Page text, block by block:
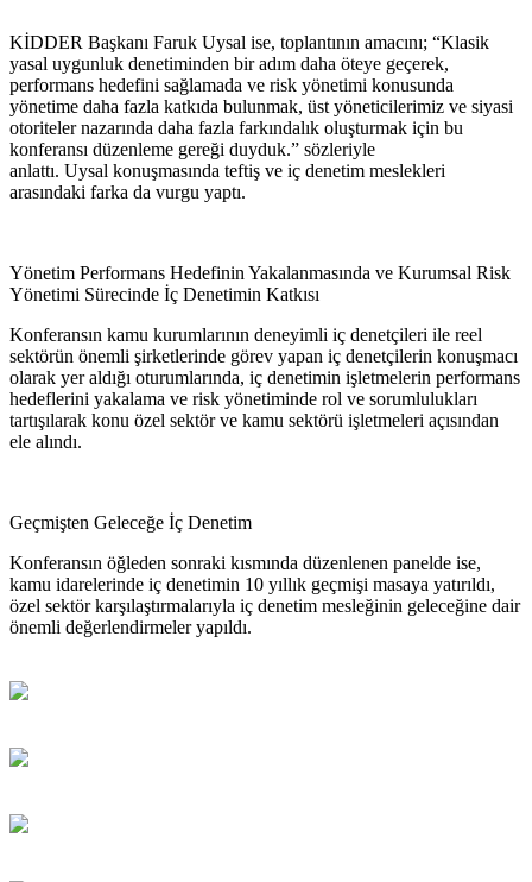
KİDDER Başkanı Faruk Uysal ise, toplantının amacını; “Klasik
yasal uygunluk denetiminden bir adım daha öteye geçerek,
performans hedefini sağlamada ve risk yönetimi konusunda
yönetime daha fazla katkıda bulunmak, üst yöneticilerimiz ve siyasi
otoriteler nazarında daha fazla farkındalık oluşturmak için bu
konferansı düzenleme gereği duyduk.” sözleriyle
anlattı. Uysal konuşmasında teftiş ve iç denetim meslekleri
arasındaki farka da vurgu yaptı.
Yönetim Performans Hedefinin Yakalanmasında ve Kurumsal Risk
Yönetimi Sürecinde İç Denetimin Katkısı
Konferansın kamu kurumlarının deneyimli iç denetçileri ile reel
sektörün önemli şirketlerinde görev yapan iç denetçilerin konuşmacı
olarak yer aldığı oturumlarında, iç denetimin işletmelerin performans
hedeflerini yakalama ve risk yönetiminde rol ve sorumlulukları
tartışılarak konu özel sektör ve kamu sektörü işletmeleri açısından
ele alındı.
Geçmişten Geleceğe İç Denetim
Konferansın öğleden sonraki kısmında düzenlenen panelde ise,
kamu idarelerinde iç denetimin 10 yıllık geçmişi masaya yatırıldı,
özel sektör karşılaştırmalarıyla iç denetim mesleğinin geleceğine dair
önemli değerlendirmeler yapıldı.